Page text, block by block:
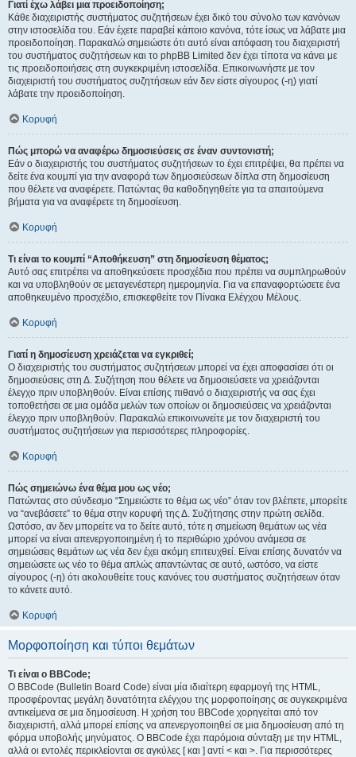
Γιατί έχω λάβει μια προειδοποίηση;
Κάθε διαχειριστής συστήματος συζητήσεων έχει δικό του σύνολο των κανόνων
στην ιστοσελίδα του. Εάν έχετε παραβεί κάποιο κανόνα, τότε ίσως να λάβατε μια
προειδοποίηση. Παρακαλώ σημειώστε ότι αυτό είναι απόφαση του διαχειριστή
του συστήματος συζητήσεων και το phpBB Limited δεν έχει τίποτα να κάνει με
τις προειδοποιήσεις στη συγκεκριμένη ιστοσελίδα. Επικοινωνήστε με τον
διαχειριστή του συστήματος συζητήσεων εάν δεν είστε σίγουρος (-η) γιατί
λάβατε την προειδοποίηση.
Κορυφή
Πώς μπορώ να αναφέρω δημοσιεύσεις σε έναν συντονιστή;
Εάν ο διαχειριστής του συστήματος συζητήσεων το έχει επιτρέψει, θα πρέπει να
δείτε ένα κουμπί για την αναφορά των δημοσιεύσεων δίπλα στη δημοσίευση
που θέλετε να αναφέρετε. Πατώντας θα καθοδηγηθείτε για τα απαιτούμενα
βήματα για να αναφέρετε τη δημοσίευση.
Κορυφή
Τι είναι το κουμπί “Αποθήκευση” στη δημοσίευση θέματος;
Αυτό σας επιτρέπει να αποθηκεύσετε προσχέδια που πρέπει να συμπληρωθούν
και να υποβληθούν σε μεταγενέστερη ημερομηνία. Για να επαναφορτώσετε ένα
αποθηκευμένο προσχέδιο, επισκεφθείτε τον Πίνακα Ελέγχου Μέλους.
Κορυφή
Γιατί η δημοσίευση χρειάζεται να εγκριθεί;
Ο διαχειριστής του συστήματος συζητήσεων μπορεί να έχει αποφασίσει ότι οι
δημοσιεύσεις στη Δ. Συζήτηση που θέλετε να δημοσιεύσετε να χρειάζονται
έλεγχο πριν υποβληθούν. Είναι επίσης πιθανό ο διαχειριστής να σας έχει
τοποθετήσει σε μια ομάδα μελών των οποίων οι δημοσιεύσεις να χρειάζονται
έλεγχο πριν υποβληθούν. Παρακαλώ επικοινωνείτε με τον διαχειριστή του
συστήματος συζητήσεων για περισσότερες πληροφορίες.
Κορυφή
Πώς σημειώνω ένα θέμα μου ως νέο;
Πατώντας στο σύνδεσμο “Σημειώστε το θέμα ως νέο” όταν τον βλέπετε, μπορείτε
να “ανεβάσετε” το θέμα στην κορυφή της Δ. Συζήτησης στην πρώτη σελίδα.
Ωστόσο, αν δεν μπορείτε να το δείτε αυτό, τότε η σημείωση θεμάτων ως νέα
μπορεί να είναι απενεργοποιημένη ή το περιθώριο χρόνου ανάμεσα σε
σημειώσεις θεμάτων ως νέα δεν έχει ακόμη επιτευχθεί. Είναι επίσης δυνατόν να
σημειώσετε ως νέο το θέμα απλώς απαντώντας σε αυτό, ωστόσο, να είστε
σίγουρος (-η) ότι ακολουθείτε τους κανόνες του συστήματος συζητήσεων όταν
το κάνετε αυτό.
Κορυφή
Μορφοποίηση και τύποι θεμάτων
Τι είναι ο BBCode;
Ο BBCode (Bulletin Board Code) είναι μία ιδιαίτερη εφαρμογή της HTML,
προσφέροντας μεγάλη δυνατότητα ελέγχου της μορφοποίησης σε συγκεκριμένα
αντικείμενα σε μια δημοσίευση. Η χρήση του BBCode χορηγείται από τον
διαχειριστή, αλλά μπορεί επίσης να απενεργοποιηθεί σε μια δημοσίευση από τη
φόρμα υποβολής μηνύματος. Ο BBCode έχει παρόμοια σύνταξη με την HTML,
αλλά οι εντολές περικλείονται σε αγκύλες [ και ] αντί < και >. Για περισσότερες